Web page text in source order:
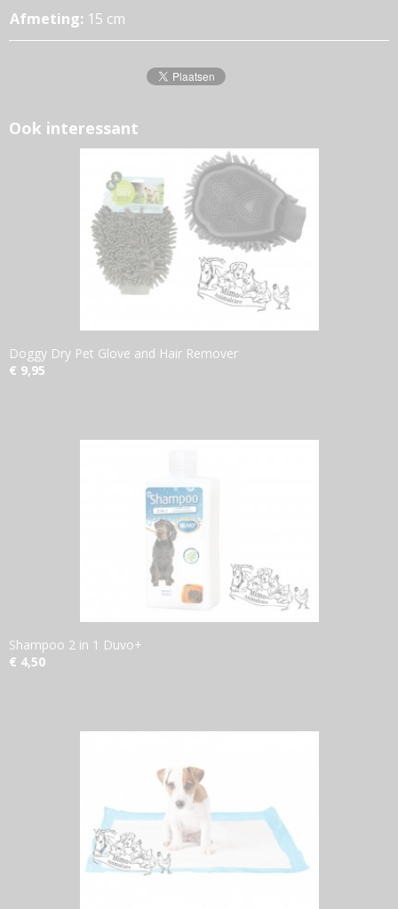
Afmeting: 15 cm
Ook interessant
Doggy Dry Pet Glove and Hair Remover
€ 9,95
Shampoo 2 in 1 Duvo+
€ 4,50